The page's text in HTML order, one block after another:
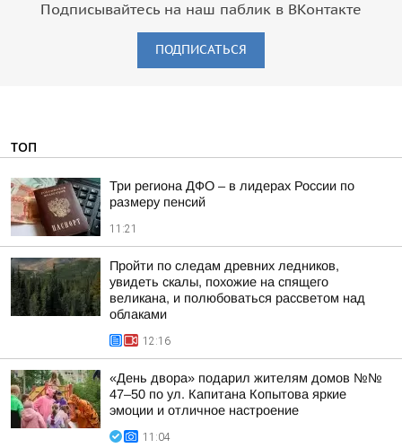
Подписывайтесь на наш паблик в ВКонтакте
ПОДПИСАТЬСЯ
ТОП
Три региона ДФО – в лидерах России по
размеру пенсий
11:21
Пройти по следам древних ледников,
увидеть скалы, похожие на спящего
великана, и полюбоваться рассветом над
облаками
12:16
«День двора» подарил жителям домов №№
47–50 по ул. Капитана Копытова яркие
эмоции и отличное настроение
11:04